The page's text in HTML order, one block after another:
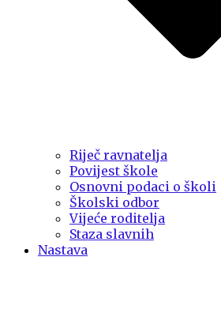
Riječ ravnatelja
Povijest škole
Osnovni podaci o školi
Školski odbor
Vijeće roditelja
Staza slavnih
Nastava